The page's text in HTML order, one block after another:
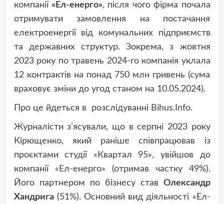
компанії «Ел-енерго», після чого фірма почала
отримувати замовлення на постачання
електроенергії від комунальних підприємств
та державних структур. Зокрема, з жовтня
2023 року по травень 2024-го компанія уклала
12 контрактів на понад 750 млн гривень (сума
враховує зміни до угод станом на 10.05.2024).
Про це йдеться в розслідуванні Bihus.Info.
Журналісти з’ясували, що в серпні 2023 року
Кірющенко, який раніше співпрацював із
проєктами студії «Квартал 95», увійшов до
компанії «Ел-енерго» (отримав частку 49%).
Його партнером по бізнесу став Олександр
Хандрига(51%). Основний вид діяльності «Ел-